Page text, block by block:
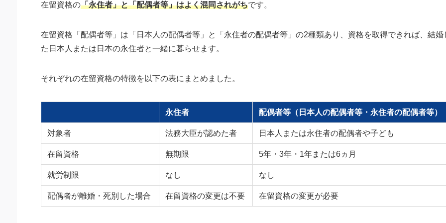
在留資格の「永住者」と「配偶者等」はよく混同されがちです。
在留資格「配偶者等」は「日本人の配偶者等」と「永住者の配偶者等」の2種類あり、資格を取得できれば、結婚
た日本人または日本の永住者と一緒に暮らせます。
それぞれの在留資格の特徴を以下の表にまとめました。
永住者 配偶者等（日本人の配偶者等・永住者の配偶者等）
対象者 法務大臣が認めた者 日本人または永住者の配偶者や子ども
在留資格 無期限 5年・3年・1年または6ヵ月
就労制限 なし なし
配偶者が離婚・死別した場合 在留資格の変更は不要 在留資格の変更が必要